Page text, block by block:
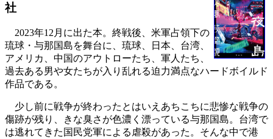
社
2023年12月に出た本。終戦後、米軍占領下の
琉球・与那国島を舞台に、琉球、日本、台湾、
アメリカ、中国のアウトローたち、軍人たち、
過去ある男や女たちが入り乱れる迫力満点なハードボイルド
作品である。
少し前に戦争が終わったとはいえあちこちに悲惨な戦争の
傷跡が残り、きな臭さが色濃く漂っている与那国島。台湾で
は逃れてきた国民党軍による虐殺があった。そんな中で港